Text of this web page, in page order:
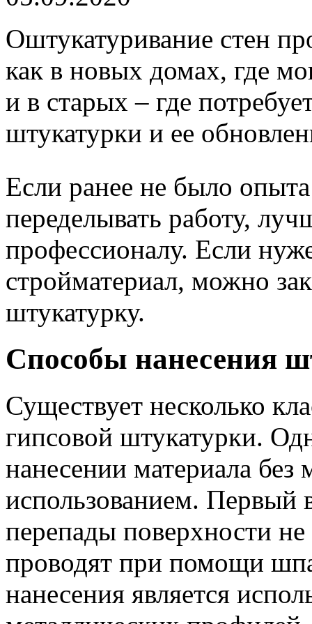
Оштукатуривание стен
как в новых домах, где
и в старых – где
штукатурки и ее
Если ранее не было
переделывать работу,
профессионалу. Если
стройматериал, можно
штукатурку.
Способы нанесения
Существует несколько
гипсовой штукатурки.
нанесении материала без
использованием. Первый
перепады поверхности
проводят при помощи
нанесения является